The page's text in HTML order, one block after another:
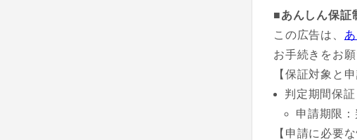
■あんしん保証
この広告は、
お手続きをお
【保証対象と
判定期間保証
申請期限
【申請に必要な